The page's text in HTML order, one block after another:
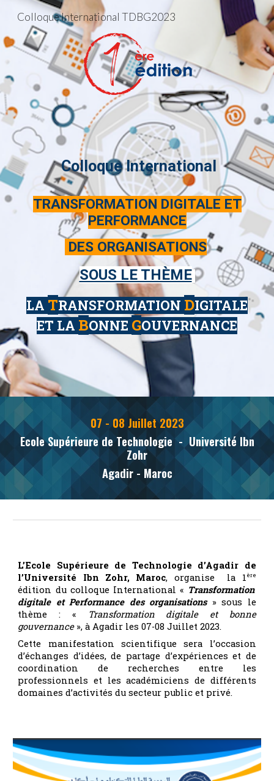
Skip to main content Skip to navigation
Colloque International TDBG2023
Colloque International
TRANSFORMATION DIGITALE ET
PERFORMANCE
DES ORGANISATIONS
SOUS LE THÈME
LA TRANSFORMATION DIGITALE
ET LA BONNE GOUVERNANCE
07 - 08 Juillet2023
Ecole Supérieure de Technologie -Université Ibn
Zohr
Agadir - Maroc
L’Ecole Supérieure de Technologie d’Agadir de
l’Université Ibn Zohr, Maroc, organise la 1ère
édition du colloque International « Transformation
digitale et Performance des organisations» sous le
thème : «
Transformation digitale et bonne
gouvernance», à Agadir les 07-08 Juillet 2023.
Cette manifestation scientifique sera l’occasion
d’échanges d’idées, de partage d’expériences et de
coordination de recherches entre les
professionnels et les académiciens de différents
domaines d’activités du secteur public et privé.